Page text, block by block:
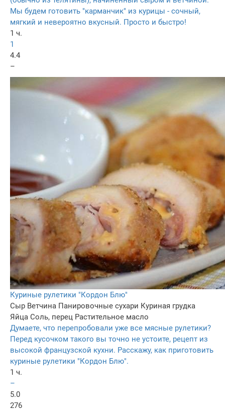
Мы будем готовить "карманчик" из курицы - сочный,
мягкий и невероятно вкусный. Просто и быстро!
1 ч.
1
4.4
–
Куриные рулетики "Кордон Блю"
Сыр Ветчина Панировочные сухари Куриная грудка
Яйца Соль, перец Растительное масло
Думаете, что перепробовали уже все мясные рулетики?
Перед кусочком такого вы точно не устоите, рецепт из
высокой французской кухни. Расскажу, как приготовить
куриные рулетики "Кордон Блю".
1 ч.
–
5.0
276